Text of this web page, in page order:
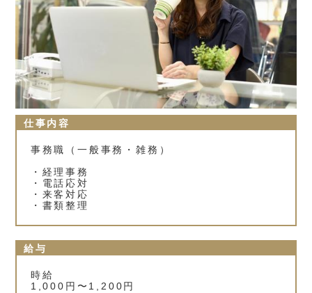
仕事内容
事務職（一般事務・雑務）
・経理事務
・電話応対
・来客対応
・書類整理
給与
時給
1,000円〜1,200円